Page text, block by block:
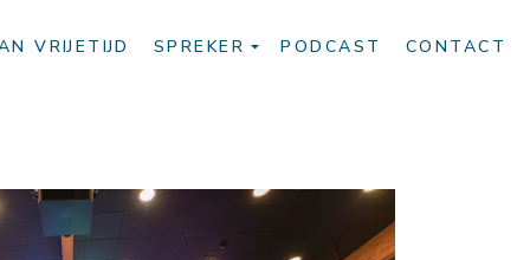
VRIJETIJD SPREKER PODCAST CONTACT